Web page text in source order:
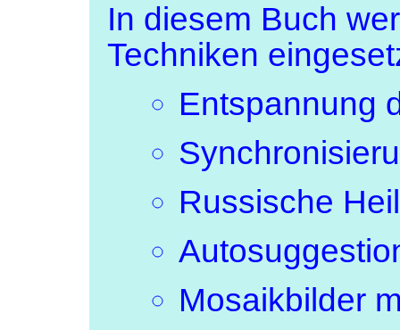
In diesem Buch
Techniken
Entspannung
Russische
Mosaikbilder